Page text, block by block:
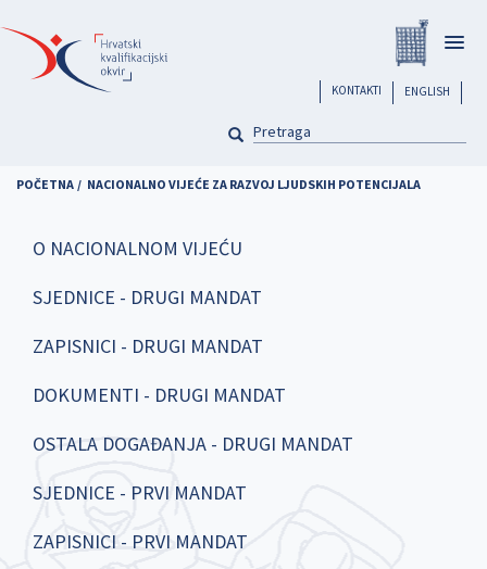
na
glavni
sadržaj
ENGLISH
header
KONTAKTI
PRETRAGA
POČETNA NACIONALNO VIJEĆE ZA RAZVOJ LJUDSKIH POTENCIJALA
O NACIONALNOM VIJEĆU
SJEDNICE - DRUGI MANDAT
ZAPISNICI - DRUGI MANDAT
DOKUMENTI - DRUGI MANDAT
OSTALA DOGAĐANJA - DRUGI MANDAT
SJEDNICE - PRVI MANDAT
ZAPISNICI - PRVI MANDAT